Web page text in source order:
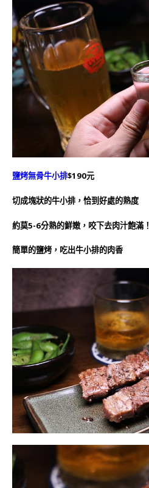
鹽烤無骨牛小排$190元
切成塊狀的牛小排，恰到好處的熟度
約莫5-6分熟的鮮嫩，咬下去肉汁飽滿！
簡單的鹽烤，吃出牛小排的肉香